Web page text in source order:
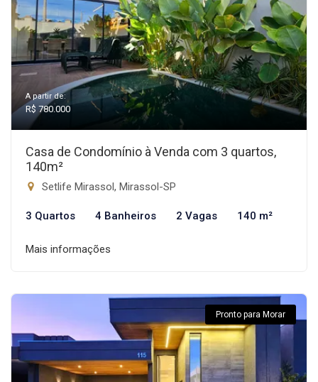
A partir de:
R$ 780.000
Casa de Condomínio à Venda com 3 quartos,
140m²
Setlife Mirassol, Mirassol-SP
3 Quartos 4 Banheiros 2 Vagas 140 m²
Mais informações
Pronto para Morar